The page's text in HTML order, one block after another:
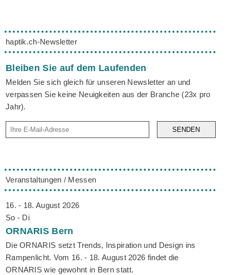
haptik.ch-Newsletter
Bleiben Sie auf dem Laufenden
Melden Sie sich gleich für unseren Newsletter an und
verpassen Sie keine Neuigkeiten aus der Branche (23x pro
Jahr).
SENDEN
Veranstaltungen / Messen
16. - 18. August 2026
So - Di
ORNARIS Bern
Die ORNARIS setzt Trends, Inspiration und Design ins
Rampenlicht. Vom 16. - 18. August 2026 findet die
ORNARIS wie gewohnt in Bern statt.